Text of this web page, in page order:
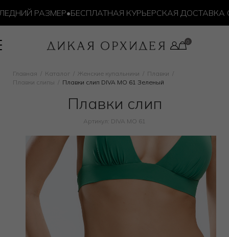
РАЗМЕР•БЕСПЛАТНАЯ КУРЬЕРСКАЯ ДОСТАВКА ОТ
Главная Каталог Женские купальники
Плавки
Плавки слипы
Плавки слип DIVA MO 61 Зеленый
Плавки слип
Артикул: DIVA MO 61